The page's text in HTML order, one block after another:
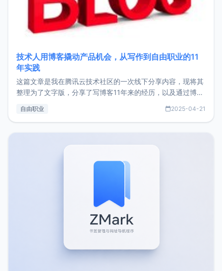
技术人用博客撬动产品机会，从写作到自由职业的11
年实践
这篇文章是我在腾讯云技术社区的一次线下分享内容，现将其
整理为了文字版，分享了写博客11年来的经历，以及通过博客
了我的首个产品ImgURL的真实数据和产品现状。自我介绍大
自由职业 2025-04-21